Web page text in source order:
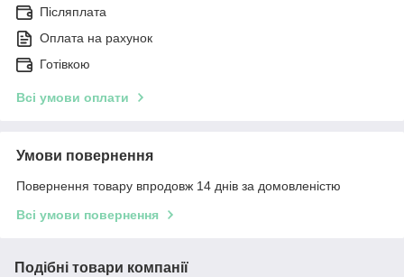
Післяплата
Оплата на рахунок
Готівкою
Всі умови оплати
Умови повернення
Повернення товару впродовж 14 днів за домовленістю
Всі умови повернення
Подібні товари компанії